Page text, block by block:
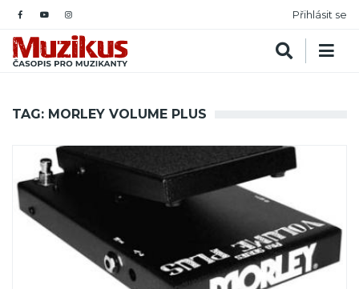
Přihlásit se
TAG: MORLEY VOLUME PLUS